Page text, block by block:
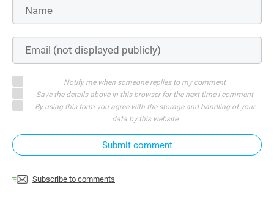
Notify me when someone replies to my comment
Save the details above in this browser for the next time I comment
By using this form you agree with the storage and handling of your
data by this website
Submit comment
Subscribe to comments